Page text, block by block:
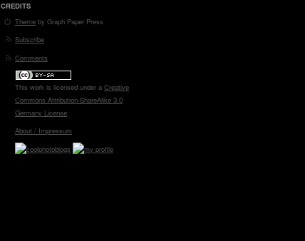
CREDITS
Theme by Graph Paper Press
Subscribe
Comments
This work is licensed under a Creative
Commons Attribution-ShareAlike 3.0
Germany License
About / Impressum